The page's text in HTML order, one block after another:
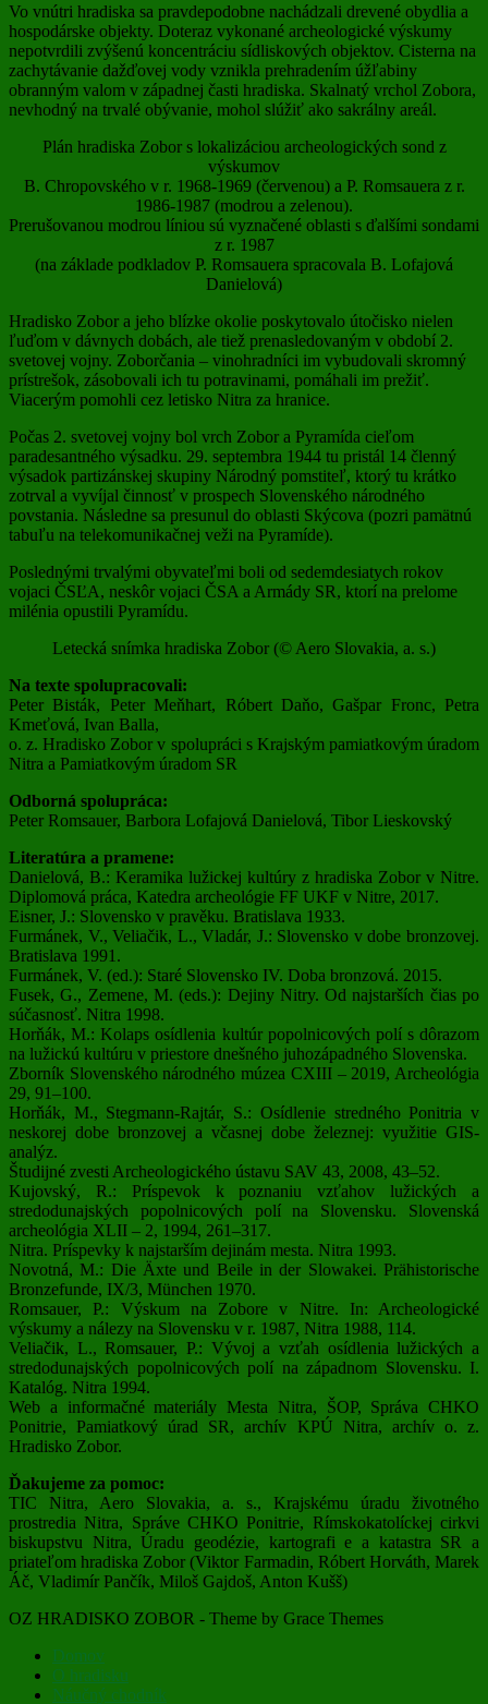
Vo vnútri hradiska sa pravdepodobne nachádzali drevené obydlia a
hospodárske objekty. Doteraz vykonané archeologické výskumy
nepotvrdili zvýšenú koncentráciu sídliskových objektov. Cisterna na
zachytávanie dažďovej vody vznikla prehradením úžľabiny
obranným valom v západnej časti hradiska. Skalnatý vrchol Zobora,
nevhodný na trvalé obývanie, mohol slúžiť ako sakrálny areál.
Plán hradiska Zobor s lokalizáciou archeologických sond z
výskumov
B. Chropovského v r. 1968-1969 (červenou) a P. Romsauera z r.
1986-1987 (modrou a zelenou).
Prerušovanou modrou líniou sú vyznačené oblasti s ďalšími sondami
z r. 1987
(na základe podkladov P. Romsauera spracovala B. Lofajová
Danielová)
Hradisko Zobor a jeho blízke okolie poskytovalo útočisko nielen
ľuďom v dávnych dobách, ale tiež prenasledovaným v období 2.
svetovej vojny. Zoborčania – vinohradníci im vybudovali skromný
prístrešok, zásobovali ich tu potravinami, pomáhali im prežiť.
Viacerým pomohli cez letisko Nitra za hranice.
Počas 2. svetovej vojny bol vrch Zobor a Pyramída cieľom
paradesantného výsadku. 29. septembra 1944 tu pristál 14 členný
výsadok partizánskej skupiny Národný pomstiteľ, ktorý tu krátko
zotrval a vyvíjal činnosť v prospech Slovenského národného
povstania. Následne sa presunul do oblasti Skýcova (pozri pamätnú
tabuľu na telekomunikačnej veži na Pyramíde).
Poslednými trvalými obyvateľmi boli od sedemdesiatych rokov
vojaci ČSĽA, neskôr vojaci ČSA a Armády SR, ktorí na prelome
milénia opustili Pyramídu.
Letecká snímka hradiska Zobor (© Aero Slovakia, a. s.)
Na texte spolupracovali:
Peter Bisták, Peter Meňhart, Róbert Daňo, Gašpar Fronc, Petra
Kmeťová, Ivan Balla,
o. z. Hradisko Zobor v spolupráci s Krajským pamiatkovým úradom
Nitra a Pamiatkovým úradom SR
Odborná spolupráca:
Peter Romsauer, Barbora Lofajová Danielová, Tibor Lieskovský
Literatúra a pramene:
Danielová, B.: Keramika lužickej kultúry z hradiska Zobor v Nitre.
Diplomová práca, Katedra archeológie FF UKF v Nitre, 2017.
Eisner, J.: Slovensko v pravěku. Bratislava 1933.
Furmánek, V., Veliačik, L., Vladár, J.: Slovensko v dobe bronzovej.
Bratislava 1991.
Furmánek, V. (ed.): Staré Slovensko IV. Doba bronzová. 2015.
Fusek, G., Zemene, M. (eds.): Dejiny Nitry. Od najstarších čias po
súčasnosť. Nitra 1998.
Horňák, M.: Kolaps osídlenia kultúr popolnicových polí s dôrazom
na lužickú kultúru v priestore dnešného juhozápadného Slovenska.
Zborník Slovenského národného múzea CXIII – 2019, Archeológia
29, 91–100.
Horňák, M., Stegmann-Rajtár, S.: Osídlenie stredného Ponitria v
neskorej dobe bronzovej a včasnej dobe železnej: využitie GIS-
analýz.
Študijné zvesti Archeologického ústavu SAV 43, 2008, 43–52.
Kujovský, R.: Príspevok k poznaniu vzťahov lužických a
stredodunajských popolnicových polí na Slovensku. Slovenská
archeológia XLII – 2, 1994, 261–317.
Nitra. Príspevky k najstarším dejinám mesta. Nitra 1993.
Novotná, M.: Die Äxte und Beile in der Slowakei. Prähistorische
Bronzefunde, IX/3, München 1970.
Romsauer, P.: Výskum na Zobore v Nitre. In: Archeologické
výskumy a nálezy na Slovensku v r. 1987, Nitra 1988, 114.
Veliačik, L., Romsauer, P.: Vývoj a vzťah osídlenia lužických a
stredodunajských popolnicových polí na západnom Slovensku. I.
Katalóg. Nitra 1994.
Web a informačné materiály Mesta Nitra, ŠOP, Správa CHKO
Ponitrie, Pamiatkový úrad SR, archív KPÚ Nitra, archív o. z.
Hradisko Zobor.
Ďakujeme za pomoc:
TIC Nitra, Aero Slovakia, a. s., Krajskému úradu životného
prostredia Nitra, Správe CHKO Ponitrie, Rímskokatolíckej cirkvi
biskupstvu Nitra, Úradu geodézie, kartografi e a katastra SR a
priateľom hradiska Zobor (Viktor Farmadin, Róbert Horváth, Marek
Áč, Vladimír Pančík, Miloš Gajdoš, Anton Kušš)
OZ HRADISKO ZOBOR - Theme by Grace Themes
Domov
O hradisku
Náučný chodník